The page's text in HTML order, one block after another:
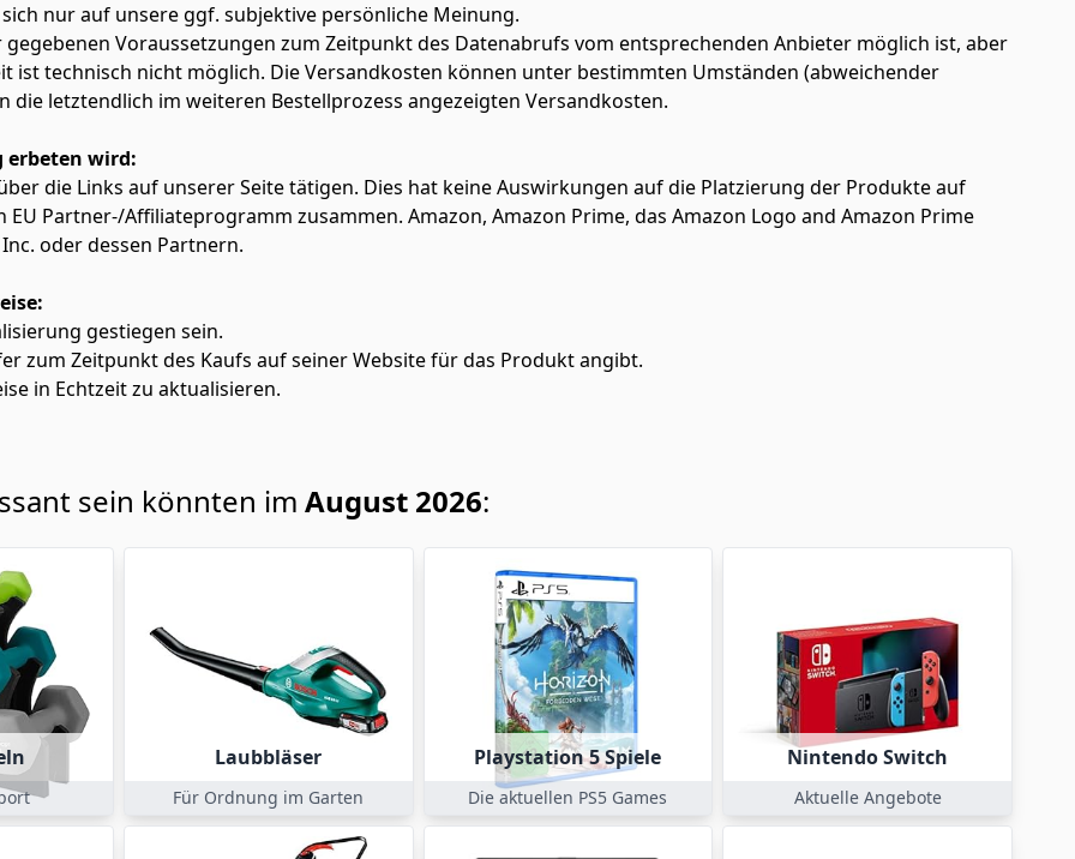
nur auf unsere ggf. subjektive persönliche Meinung.
Voraussetzungen zum Zeitpunkt des Datenabrufs vom entsprechenden Anbieter möglich ist, aber
ist technisch nicht möglich. Die Versandkosten können unter bestimmten Umständen (abweichender
die letztendlich im weiteren Bestellprozess angezeigten Versandkosten.
erbeten wird:
die Links auf unserer Seite tätigen. Dies hat keine Auswirkungen auf die Platzierung der Produkte auf
Partner-/Affiliateprogramm zusammen. Amazon, Amazon Prime, das Amazon Logo and Amazon Prime
oder dessen Partnern.
gestiegen sein.
zum Zeitpunkt des Kaufs auf seiner Website für das Produkt angibt.
in Echtzeit zu aktualisieren.
sein könnten im August 2026:
Laubbläser
Für Ordnung im Garten
Playstation 5 Spiele
Die aktuellen PS5 Games
Nintendo Switch
Aktuelle Angebote